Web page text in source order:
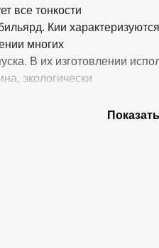
все тонкости
Кии
многих
В их изготовлении
экологически